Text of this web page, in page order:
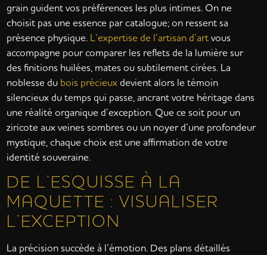
grain guident vos préférences les plus intimes. On ne
choisit pas une essence par catalogue; on ressent sa
présence physique. L’expertise de l’artisan d’artvous
accompagne pour comparer les reflets de la lumière sur
des finitions huilées, mates ou subtilement cirées. La
noblesse du bois précieuxdevient alors le témoin
silencieux du temps qui passe, ancrant votre héritage dans
une réalité organique d’exception. Que ce soit pour un
ziricote aux veines sombres ou un noyer d’une profondeur
mystique, chaque choix est une affirmation de votre
identité souveraine.
DE L’ESQUISSE À LA
MAQUETTE : VISUALISER
L’EXCEPTION
La précision succède à l’émotion. Des plans détaillés